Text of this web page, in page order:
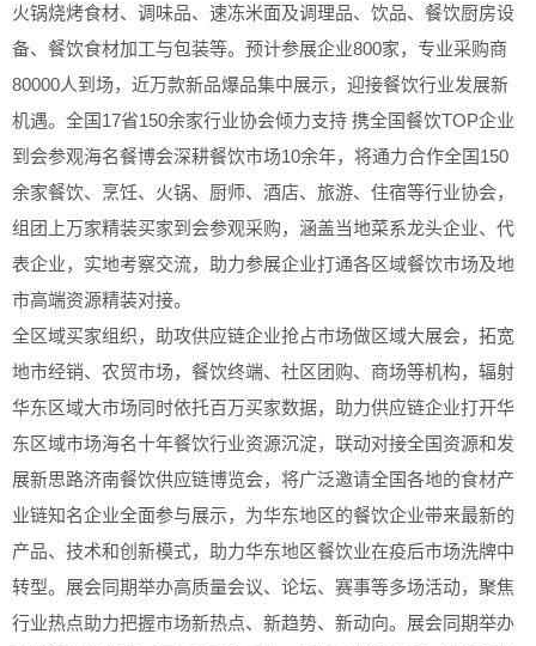
火锅烧烤食材、调味品、速冻米面及调理品、饮品、餐饮厨房设
备、餐饮食材加工与包装等。预计参展企业800家，专业采购商
80000人到场，近万款新品爆品集中展示，迎接餐饮行业发展新
机遇。全国17省150余家行业协会倾力支持 携全国餐饮TOP企业
到会参观海名餐博会深耕餐饮市场10余年，将通力合作全国150
余家餐饮、烹饪、火锅、厨师、酒店、旅游、住宿等行业协会，
组团上万家精装买家到会参观采购，涵盖当地菜系龙头企业、代
表企业，实地考察交流，助力参展企业打通各区域餐饮市场及地
市高端资源精装对接。
全区域买家组织，助攻供应链企业抢占市场做区域大展会，拓宽
地市经销、农贸市场，餐饮终端、社区团购、商场等机构，辐射
华东区域大市场同时依托百万买家数据，助力供应链企业打开华
东区域市场海名十年餐饮行业资源沉淀，联动对接全国资源和发
展新思路济南餐饮供应链博览会，将广泛邀请全国各地的食材产
业链知名企业全面参与展示，为华东地区的餐饮企业带来最新的
产品、技术和创新模式，助力华东地区餐饮业在疫后市场洗牌中
转型。展会同期举办高质量会议、论坛、赛事等多场活动，聚焦
行业热点助力把握市场新热点、新趋势、新动向。展会同期举办